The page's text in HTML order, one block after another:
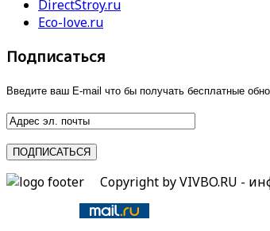
DirectStroy.ru
Eco-love.ru
Подписаться
Введите ваш E-mail что бы получать бесплатные
Copyright by VIVBO.RU -